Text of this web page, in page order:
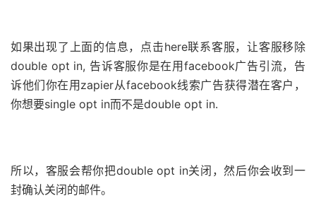
如果出现了上面的信息，点击here联系客服，让客服移除
double opt in, 告诉客服你是在用facebook广告引流，告
诉他们你在用zapier从facebook线索广告获得潜在客户，
你想要single opt in而不是double opt in.
所以，客服会帮你把double opt in关闭，然后你会收到一
封确认关闭的邮件。